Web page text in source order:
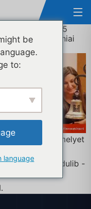
több mint 3,5
nyert a romániai
S.A., amelyet
az Edulib -
be
to:
language